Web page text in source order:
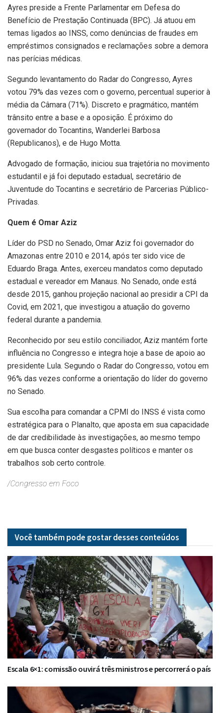
Ayres preside a Frente Parlamentar em Defesa do
Benefício de Prestação Continuada (BPC). Já atuou em
temas ligados ao INSS, como denúncias de fraudes em
empréstimos consignados e reclamações sobre a demora
nas perícias médicas.
Segundo levantamento do Radar do Congresso, Ayres
votou 79% das vezes com o governo, percentual superior à
média da Câmara (71%). Discreto e pragmático, mantém
trânsito entre a base e a oposição. É próximo do
governador do Tocantins, Wanderlei Barbosa
(Republicanos), e de Hugo Motta.
Advogado de formação, iniciou sua trajetória no movimento
estudantil e já foi deputado estadual, secretário de
Juventude do Tocantins e secretário de Parcerias Público-
Privadas.
Quem é Omar Aziz
Líder do PSD no Senado, Omar Aziz foi governador do
Amazonas entre 2010 e 2014, após ter sido vice de
Eduardo Braga. Antes, exerceu mandatos como deputado
estadual e vereador em Manaus. No Senado, onde está
desde 2015, ganhou projeção nacional ao presidir a CPI da
Covid, em 2021, que investigou a atuação do governo
federal durante a pandemia.
Reconhecido por seu estilo conciliador, Aziz mantém forte
influência no Congresso e integra hoje a base de apoio ao
presidente Lula. Segundo o Radar do Congresso, votou em
96% das vezes conforme a orientação do líder do governo
no Senado.
Sua escolha para comandar a CPMI do INSS é vista como
estratégica para o Planalto, que aposta em sua capacidade
de dar credibilidade às investigações, ao mesmo tempo
em que busca conter desgastes políticos e manter os
trabalhos sob certo controle.
/Congresso em Foco
Você também pode gostar desses conteúdos
Escala 6×1: comissão ouvirá três ministros e percorrerá o país